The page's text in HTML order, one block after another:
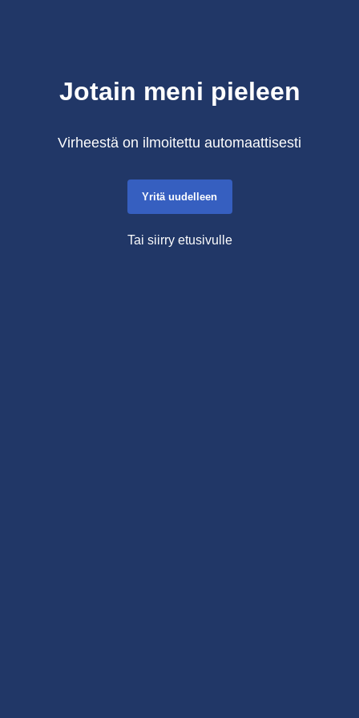
Jotain meni pieleen
Virheestä on ilmoitettu automaattisesti
Yritä uudelleen
Tai siirry etusivulle